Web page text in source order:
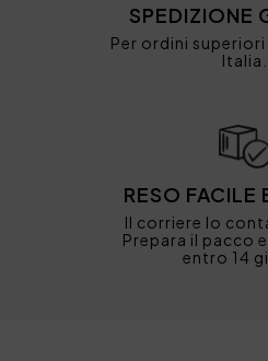
SPEDIZIONE
Per ordini
Italia.
RESO FACILE
Il corriere lo
Prepara il pacco
entro 14